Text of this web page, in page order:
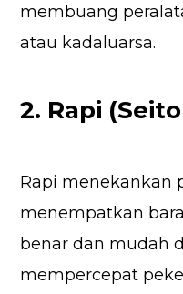
membuang
atau kadaluarsa.
2. Rapi
Rapi menekankan
menempatkan
benar dan mudah
mempercepat